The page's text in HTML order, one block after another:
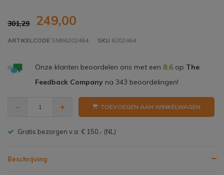
301,29 249,00
ARTIKELCODE SNB6202464 SKU 6202464
Onze klanten beoordelen ons met een 8,6op The
Feedback Companyna 343 beoordelingen!
- + TOEVOEGEN AAN WINKELWAGEN
Gratis bezorgen v.a. € 150,- (NL)
Beschrijving